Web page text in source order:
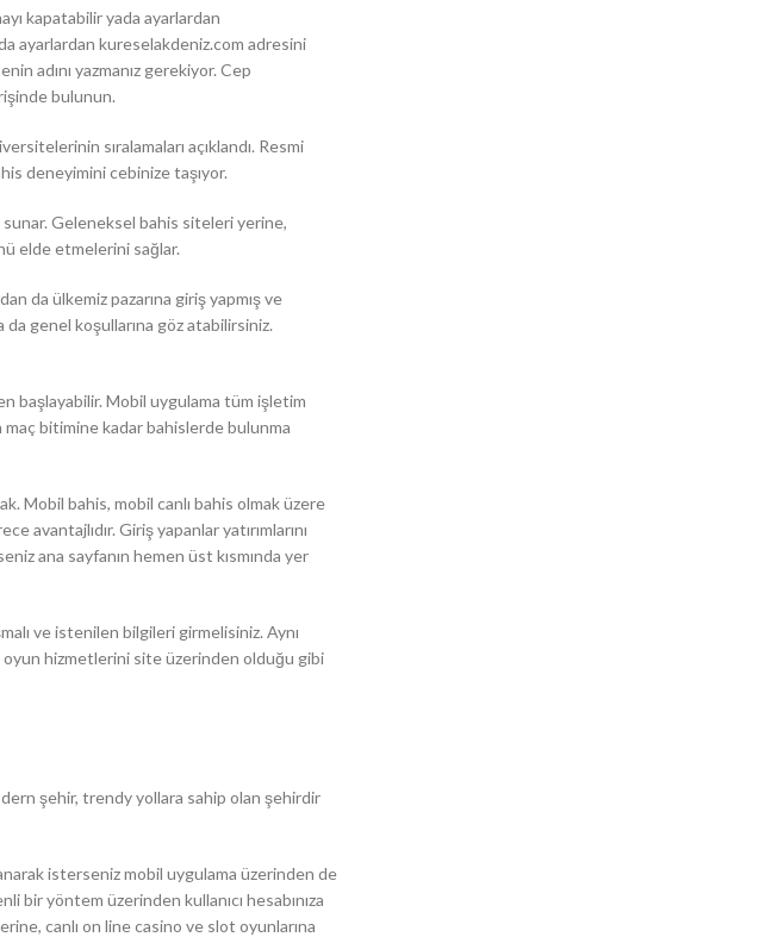
kapatabilir yada ayarlardan
ayarlardan kureselakdeniz.com adresini
adını yazmanız gerekiyor. Cep
bulunun.
sıralamaları açıklandı. Resmi
deneyimini cebinize taşıyor.
sunar. Geleneksel bahis siteleri yerine,
elde etmelerini sağlar.
da ülkemiz pazarına giriş yapmış ve
da genel koşullarına göz atabilirsiniz.
başlayabilir. Mobil uygulama tüm işletim
maç bitimine kadar bahislerde bulunma
Mobil bahis, mobil canlı bahis olmak üzere
avantajlıdır. Giriş yapanlar yatırımlarını
ana sayfanın hemen üst kısmında yer
ve istenilen bilgileri girmelisiniz. Aynı
oyun hizmetlerini site üzerinden olduğu gibi
şehir, trendy yollara sahip olan şehirdir
isterseniz mobil uygulama üzerinden de
bir yöntem üzerinden kullanıcı hesabınıza
canlı on line casino ve slot oyunlarına